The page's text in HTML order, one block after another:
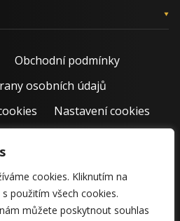
cookies. Kliknutím na
použitím všech cookies.
můžete poskytnout souhlas
Obchodní podmínky
osobních údajů
Nastavení cookies